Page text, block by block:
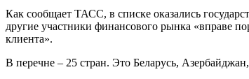
Как сообщает ТАСС, в списке оказались
другие участники финансового рынка «вправе
клиента».
В перечне – 25 стран. Это Беларусь,